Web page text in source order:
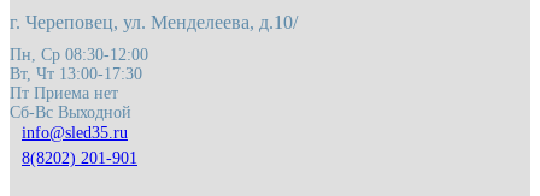
г. Череповец, ул. Менделеева, д.10/
Пн, Ср 08:30-12:00
Вт, Чт 13:00-17:30
Пт Приема нет
Сб-Вс Выходной
8(8202) 201-901